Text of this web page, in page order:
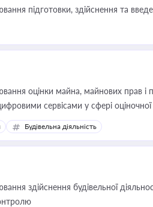
підготовки, здійснення та
оцінки майна, майнових прав і
сервісами у сфері
бізнесу, керівника, юриста або
угод і перевірки статусу
Будівельна діяльність
здійснення будівельної